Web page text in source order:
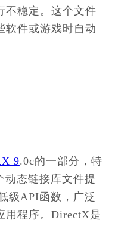
不稳定。这个文件
软件或游戏时自动
9.0c的一部分，特
动态链接库文件提
级API函数，广泛
用程序。DirectX是